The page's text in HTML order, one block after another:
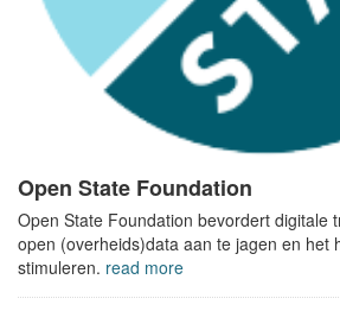
Open State Foundation
Open State Foundation bevordert digitale
open (overheids)data aan te jagen en het
stimuleren. read more